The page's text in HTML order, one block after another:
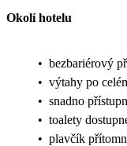
Okolí hotelu
• bezbariérový
• výtahy po
• snadno
• toalety
• plavčík